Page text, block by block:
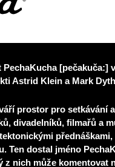
PechaKucha [pečakuča:]
Astrid Klein a Mark
prostor pro setkávání
divadelníků, ﬁlmařů a
Ten dostal jméno
z nich může komentovat